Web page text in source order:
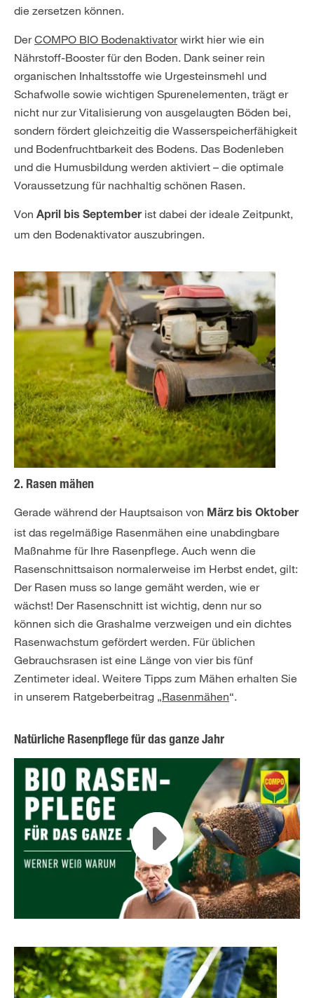
die zersetzen können.
DerCOMPO BIO Bodenaktivatorwirkt hier wie ein
Nährstoff-Booster für den Boden. Dank seiner rein
organischen Inhaltsstoffe wie Urgesteinsmehl und
Schafwolle sowie wichtigen Spurenelementen, trägt er
nicht nur zur Vitalisierung von ausgelaugten Böden bei,
sondern fördert gleichzeitig die Wasserspeicherfähigkeit
und Bodenfruchtbarkeit des Bodens. Das Bodenleben
und die Humusbildung werden aktiviert – die optimale
Voraussetzung für nachhaltig schönen Rasen.
Von April bis Septemberist dabei der ideale Zeitpunkt,
um den Bodenaktivator auszubringen.
2. Rasen mähen
Gerade während der Hauptsaison von März bis Oktober
ist das regelmäßige Rasenmähen eine unabdingbare
Maßnahme für Ihre Rasenpflege. Auch wenn die
Rasenschnittsaison normalerweise im Herbst endet, gilt:
Der Rasen muss so lange gemäht werden, wie er
wächst! Der Rasenschnitt ist wichtig, denn nur so
können sich die Grashalme verzweigen und ein dichtes
Rasenwachstum gefördert werden. Für üblichen
Gebrauchsrasen ist eine Länge von vier bis fünf
Zentimeter ideal. Weitere Tipps zum Mähen erhalten Sie
in unserem Ratgeberbeitrag „Rasenmähen“.
Natürliche Rasenpflege für das ganze Jahr